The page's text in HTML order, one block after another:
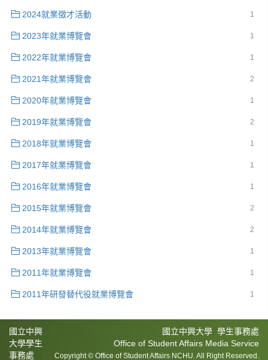
1
2024就業徵才活動
1
2023年就業博覽會
1
2022年就業博覽會
2
2021年就業博覽會
1
2020年就業博覽會
2
2019年就業博覽會
1
2018年就業博覽會
1
2017年就業博覽會
1
2016年就業博覽會
2
2015年就業博覽會
2
2014年就業博覽會
1
2013年就業博覽會
1
2011年就業博覽會
1
2011年研發替代役就業博覽會
國立中興大學 學生事務處
Office of Student Affairs Media Service
Copyright © Office of Student Affairs NCHU. All Right Reserved.
國立中興
大學學生
事務處